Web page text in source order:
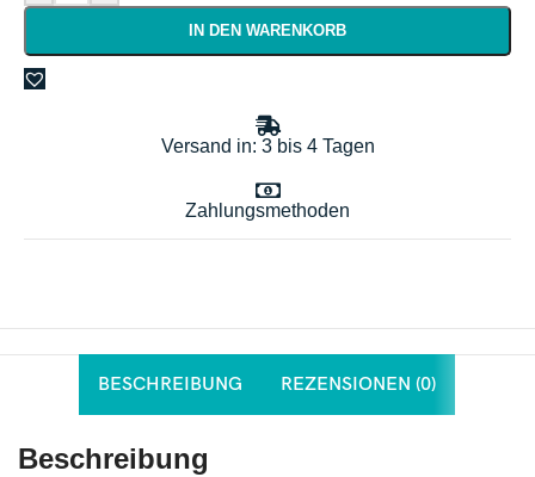
IN DEN WARENKORB
Versand in: 3 bis 4 Tagen
Zahlungsmethoden
BESCHREIBUNG REZENSIONEN (0)
Beschreibung